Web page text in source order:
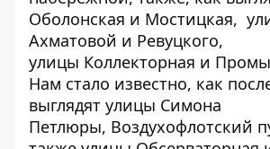
Оболонская и Мостицкая,
Ахматовой и Ревуцкого,
улицы Коллекторная и
Нам стало известно, как
выглядят улицы Симона
Петлюры, Воздухофлотский